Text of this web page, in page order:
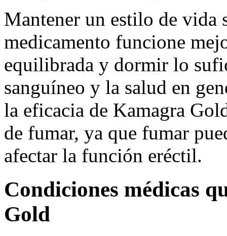
Mantener un estilo de vida
medicamento funcione
equilibrada y dormir lo
sanguíneo y la salud en
la eficacia de Kamagra
de fumar, ya que fumar
afectar la función eréctil.
Condiciones médicas
Gold